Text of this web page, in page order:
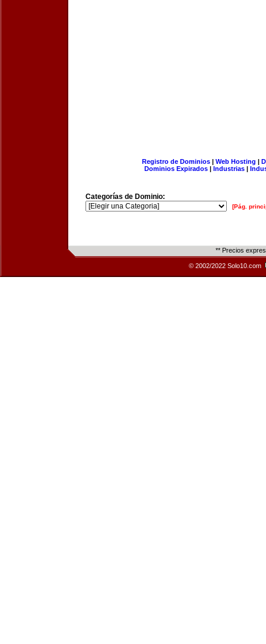
Registro de Dominios| Web Hosting |
Dominios Expirados | Industrias |
Categorías de Dominio:
[Pág.
** Precios
© 2002/2022 Solo10.com